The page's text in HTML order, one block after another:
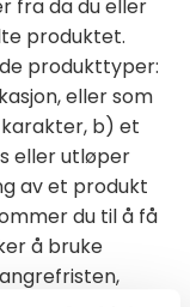
fra da du eller
produktet.
produkttyper:
eller som
b) et
eller utløper
av et produkt
du til å få
å bruke